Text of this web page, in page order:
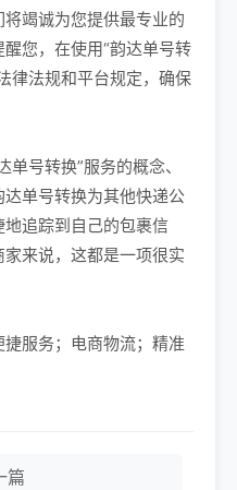
竭诚为您提供最专业的
您，在使用“韵达单号转
律法规和平台规定，确保
单号转换”服务的概念、
单号转换为其他快递公
追踪到自己的包裹信
来说，这都是一项很实
服务；电商物流；精准
篇